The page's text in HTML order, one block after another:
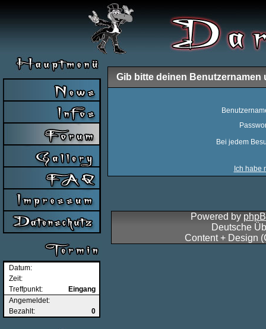
Datum:
Zeit:
Treffpunkt:
Eingang
Angemeldet:
Bezahlt:
0
Gib bitte deinen
Bei jedem
Ich habe
Powered by
Deutsche
Content + Design